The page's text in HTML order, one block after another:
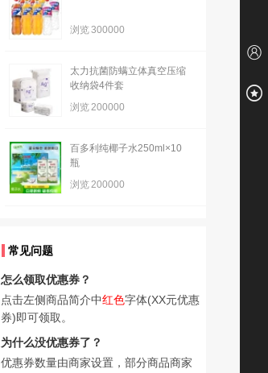
浏览300000
太力抗菌防螨立体真空压缩
收纳袋4件套
浏览200000
百多利纯椰子水250ml×10
瓶
浏览200000
常见问题
怎么领取优惠券？
点击左侧商品简介中红色字体(XX元优惠
券)即可领取。
为什么没优惠券了？
优惠券数量由商家设置，部分商品商家